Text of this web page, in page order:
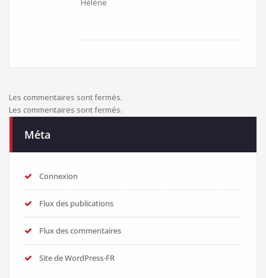
Hélène
Les commentaires sont fermés.
Les commentaires sont fermés.
Méta
Connexion
Flux des publications
Flux des commentaires
Site de WordPress-FR